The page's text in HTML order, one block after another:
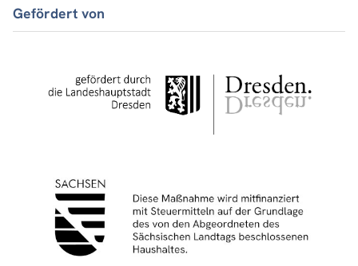
Gefördert von